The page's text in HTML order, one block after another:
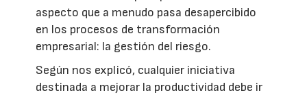
aspecto que a menudo pasa desapercibido
en los procesos de transformación
empresarial: la gestión del riesgo.
Según nos explicó, cualquier iniciativa
destinada a mejorar la productividad debe ir